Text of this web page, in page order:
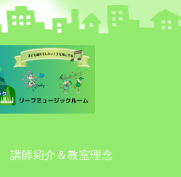
講師紹介＆教室理念